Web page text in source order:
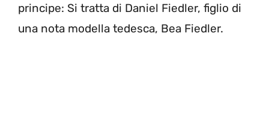
principe: Si tratta di Daniel Fiedler, figlio di
una nota modella tedesca, Bea Fiedler.